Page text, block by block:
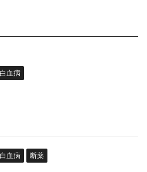
血病
血病 断薬